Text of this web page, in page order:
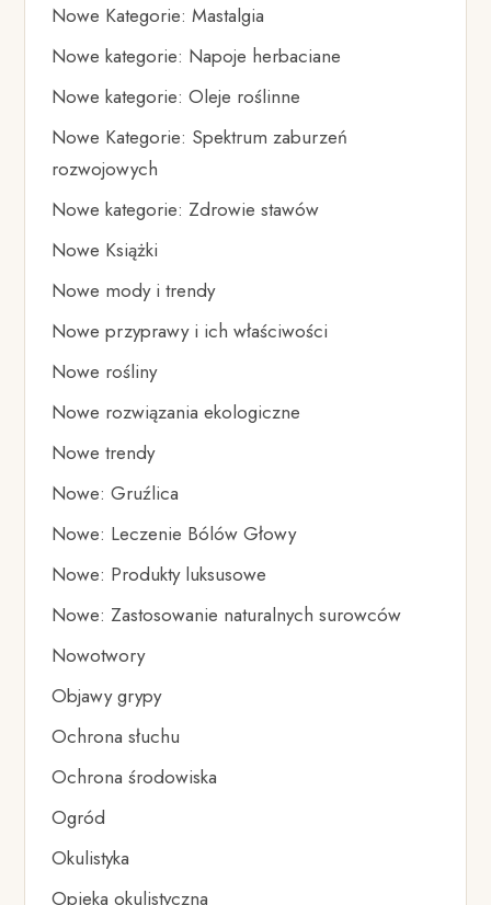
Nowe Kategorie: Mastalgia
Nowe kategorie: Napoje herbaciane
Nowe kategorie: Oleje roślinne
Nowe Kategorie: Spektrum zaburzeń
rozwojowych
Nowe kategorie: Zdrowie stawów
Nowe Książki
Nowe mody i trendy
Nowe przyprawy i ich właściwości
Nowe rośliny
Nowe rozwiązania ekologiczne
Nowe trendy
Nowe: Gruźlica
Nowe: Leczenie Bólów Głowy
Nowe: Produkty luksusowe
Nowe: Zastosowanie naturalnych surowców
Nowotwory
Objawy grypy
Ochrona słuchu
Ochrona środowiska
Ogród
Okulistyka
Opieka okulistyczna